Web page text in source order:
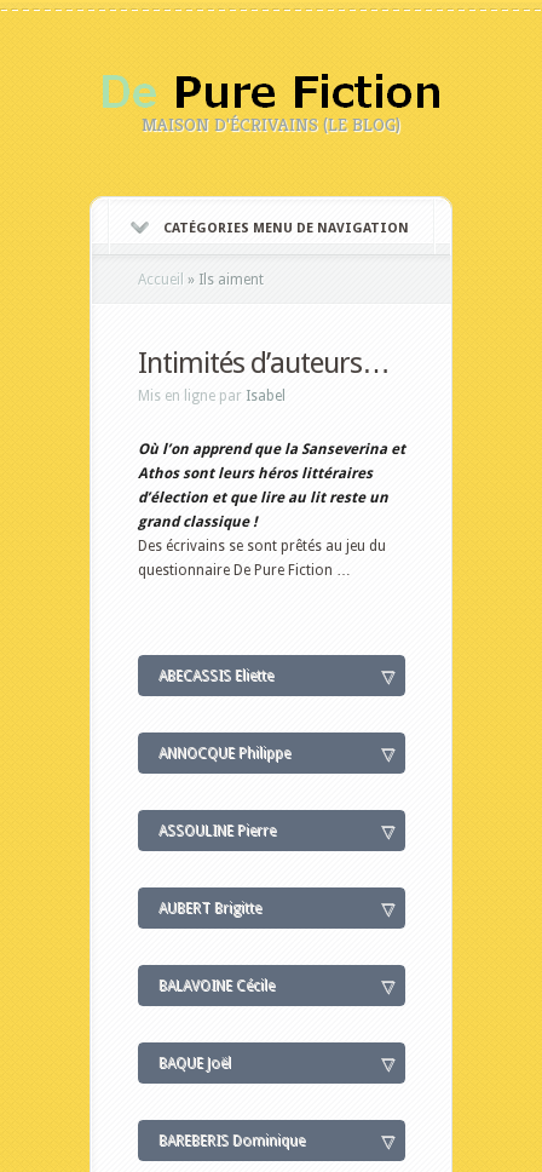
MAISON D'ÉCRIVAINS (LE BLOG)
CATÉGORIES MENU DE NAVIGATION
Accueil » Ils aiment
Intimités d’auteurs…
Mis en ligne par Isabel
Où l’on apprend que la Sanseverina et
Athos sont leurs héros littéraires
d’élection et que lire au lit reste un
grand classique !
Des écrivains se sont prêtés au jeu du
questionnaire De Pure Fiction …
ABECASSIS Eliette
ANNOCQUE Philippe
ASSOULINE Pierre
AUBERT Brigitte
BALAVOINE Cécile
BAQUE Joël
BAREBERIS Dominique